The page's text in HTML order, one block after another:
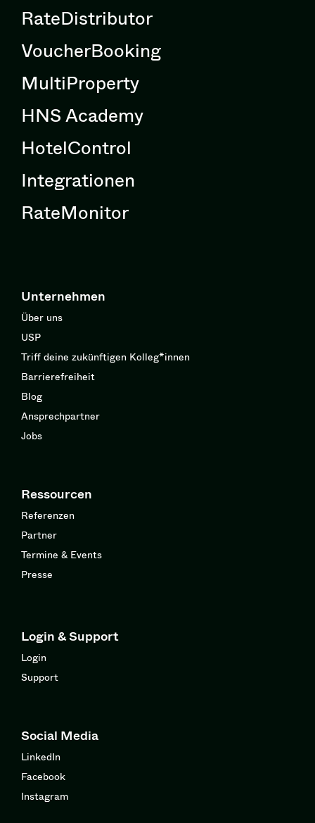
RateDistributor
VoucherBooking
MultiProperty
HNS Academy
HotelControl
Integrationen
RateMonitor
Unternehmen
Über uns
USP
Triff deine zukünftigen Kolleg*innen
Barrierefreiheit
Blog
Ansprechpartner
Jobs
Ressourcen
Referenzen
Partner
Termine & Events
Presse
Login & Support
Login
Support
Social Media
LinkedIn
Facebook
Instagram